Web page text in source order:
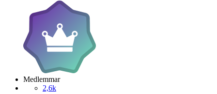
Medlemmar
2,6k